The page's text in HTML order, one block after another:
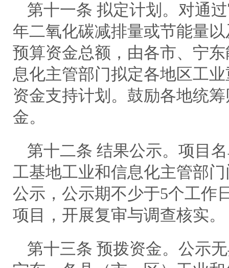
第十一条 拟定计划。对通
年二氧化碳减排量或节能量
预算资金总额，由各市、宁
息化主管部门拟定各地区工
资金支持计划。鼓励各地统
金。
第十二条 结果公示。项目
工基地工业和信息化主管部
公示，公示期不少于5个工作
项目，开展复审与调查核实。
第十三条 预拨资金。公示